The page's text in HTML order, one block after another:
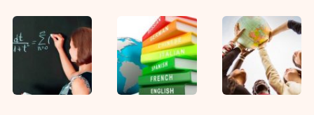
κέντρα ξένων
γλωσσών και της
κατ’ οίκον
διδασκαλίας
μέσω ειδικής
εφαρμογής
στο
Ολοκληρωμένο
Πληροφοριακό
Σύστημα (ΟΠΣ-
ΑΔΕ)
Openbusiness